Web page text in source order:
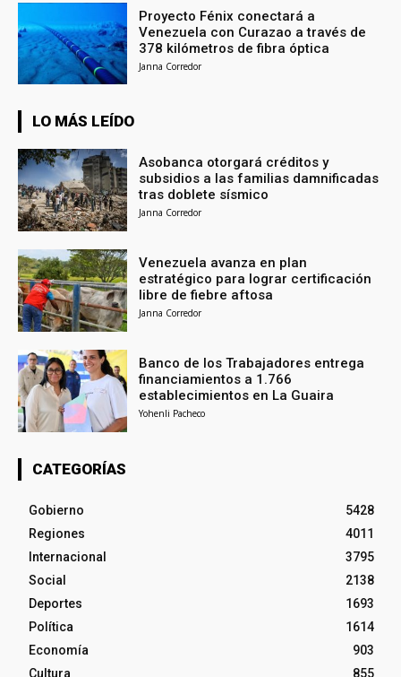
Proyecto Fénix conectará a
Venezuela con Curazao a través de
378 kilómetros de fibra óptica
Janna Corredor
LO MÁS LEÍDO
Asobanca otorgará créditos y
subsidios a las familias damnificadas
tras doblete sísmico
Janna Corredor
Venezuela avanza en plan
estratégico para lograr certificación
libre de fiebre aftosa
Janna Corredor
Banco de los Trabajadores entrega
financiamientos a 1.766
establecimientos en La Guaira
Yohenli Pacheco
CATEGORÍAS
Gobierno
5428
Regiones
4011
Internacional
3795
Social
2138
Deportes
1693
Política
1614
Economía
903
Cultura
855